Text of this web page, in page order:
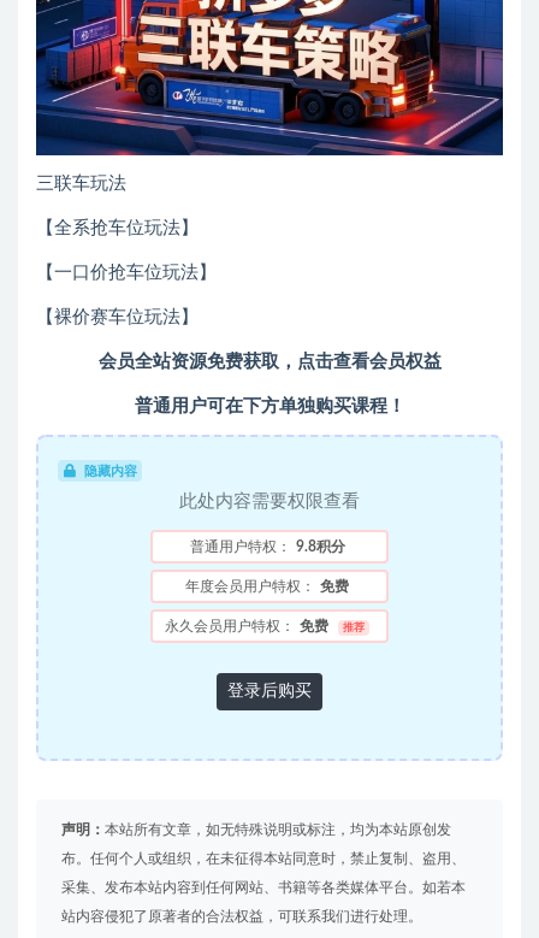
三联车玩法
【全系抢车位玩法】
【一口价抢车位玩法】
【裸价赛车位玩法】
会员全站资源免费获取，点击查看会员权益
普通用户可在下方单独购买课程！
隐藏内容
此处内容需要权限查看
普通用户特权： 9.8积分
年度会员用户特权： 免费
永久会员用户特权： 免费 推荐
登录后购买
声明： 本站所有文章，如无特殊说明或标注，均为本站原创发
布。任何个人或组织，在未征得本站同意时，禁止复制、盗用、
采集、发布本站内容到任何网站、书籍等各类媒体平台。如若本
站内容侵犯了原著者的合法权益，可联系我们进行处理。